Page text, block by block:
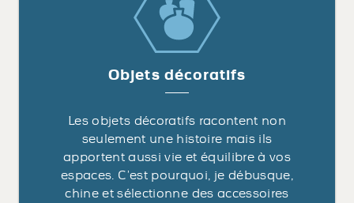
Objets décoratifs
Les objets décoratifs racontent non
seulement une histoire mais ils
apportent aussi vie et équilibre à vos
espaces. C’est pourquoi, je débusque,
chine et sélectionne des accessoires